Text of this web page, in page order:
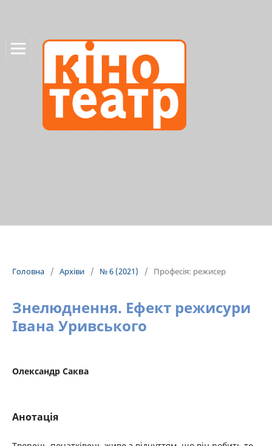
Головна / Архіви / № 6 (2021) / Професія: режисер
Знелюднення. Ефект режисури
Івана Уривського
Олександр Саква
Анотація